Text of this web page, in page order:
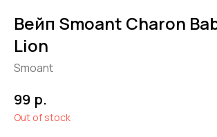
Вейп Smoant Charon
Lion
Smoant
99 р.
Out of stock